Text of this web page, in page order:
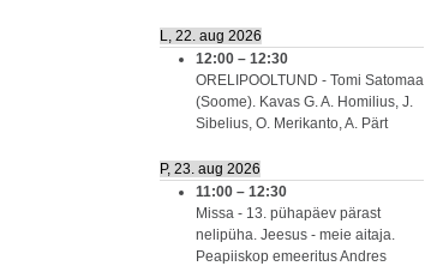
L, 22. aug 2026
12:00 – 12:30
ORELIPOOLTUND - Tomi Satomaa
(Soome). Kavas G. A. Homilius, J.
Sibelius, O. Merikanto, A. Pärt
P, 23. aug 2026
11:00 – 12:30
Missa - 13. pühapäev pärast
nelipüha. Jeesus - meie aitaja.
Peapiiskop emeeritus Andres